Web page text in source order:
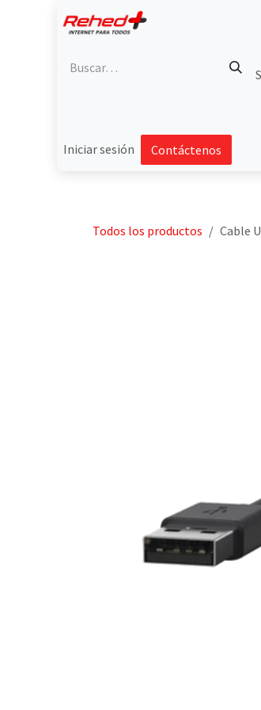
Iniciar sesión Contáctenos
Todos los productos Cable